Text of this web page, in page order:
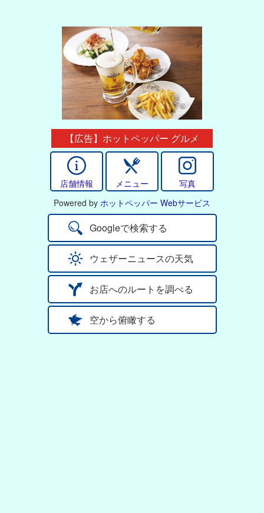
【広告】ホットペッパー グルメ
店舗情報 メニュー
写真
Powered by ホットペッパー Webサービス
Googleで検索する
ウェザーニュースの天気
お店へのルートを調べる
空から俯瞰する